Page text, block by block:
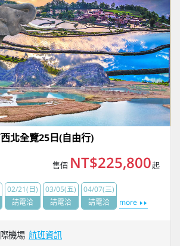
北全覽25日(自由行)
售價 NT$225,800起
02/21(日)
請電洽
03/05(五)
請電洽
04/07(三)
請電洽
more
機場 航班資訊